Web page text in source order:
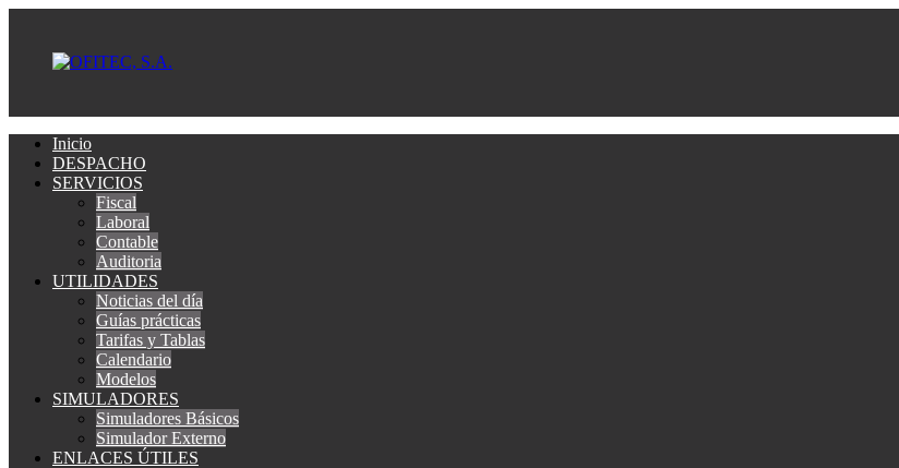
Inicio
DESPACHO
SERVICIOS
Fiscal
Laboral
Contable
Auditoria
UTILIDADES
Noticias del día
Guías prácticas
Tarifas y Tablas
Calendario
Modelos
SIMULADORES
Simuladores Básicos
Simulador Externo
ENLACES ÚTILES